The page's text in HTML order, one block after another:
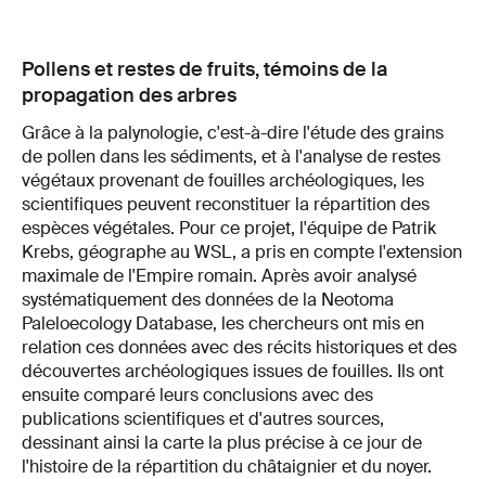
Pollens et restes de fruits, témoins de la
propagation des arbres
Grâce à la palynologie, c'est-à-dire l'étude des grains
de pollen dans les sédiments, et à l'analyse de restes
végétaux provenant de fouilles archéologiques, les
scientifiques peuvent reconstituer la répartition des
espèces végétales. Pour ce projet, l'équipe de Patrik
Krebs, géographe au WSL, a pris en compte l'extension
maximale de l'Empire romain. Après avoir analysé
systématiquement des données de la Neotoma
Paleloecology Database, les chercheurs ont mis en
relation ces données avec des récits historiques et des
découvertes archéologiques issues de fouilles. Ils ont
ensuite comparé leurs conclusions avec des
publications scientifiques et d'autres sources,
dessinant ainsi la carte la plus précise à ce jour de
l'histoire de la répartition du châtaignier et du noyer.